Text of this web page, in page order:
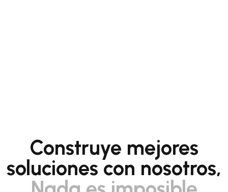
Construye mejores
soluciones con nosotros,